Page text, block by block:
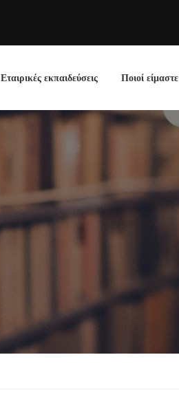
Εταιρικές εκπαιδεύσεις Ποιοί είμαστε